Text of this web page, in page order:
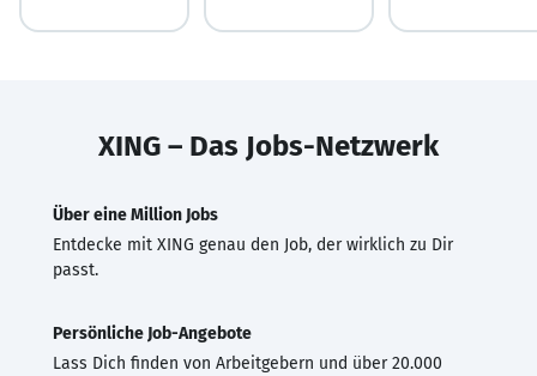
XING – Das Jobs-Netzwerk
Über eine Million Jobs
Entdecke mit XING genau den Job, der wirklich zu Dir
passt.
Persönliche Job-Angebote
Lass Dich finden von Arbeitgebern und über 20.000